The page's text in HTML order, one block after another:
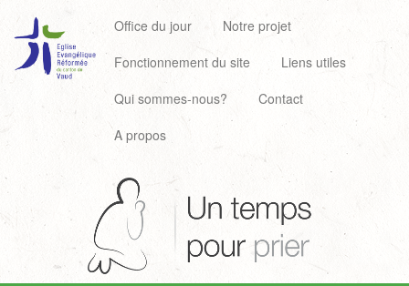
Office du jour
Notre projet
Fonctionnement du site
Liens utiles
Qui sommes-nous?
Contact
A propos